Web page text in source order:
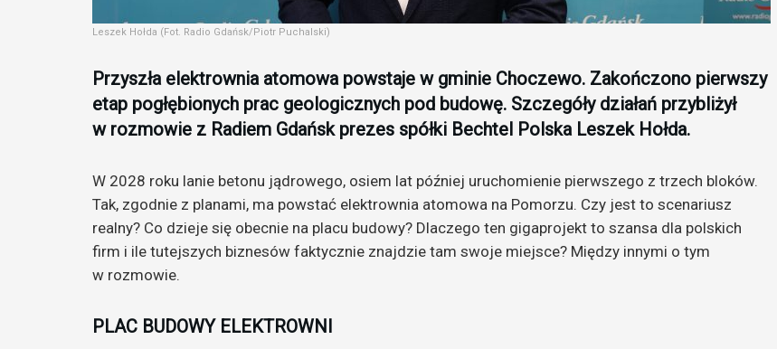
Leszek Hołda (Fot. Radio Gdańsk/Piotr Puchalski)
Przyszła elektrownia atomowa powstaje w gminie Choczewo. Zakończono pierwszy
etap pogłębionych prac geologicznych pod budowę. Szczegóły działań przybliżył
w rozmowie z Radiem Gdańsk prezes spółki Bechtel Polska Leszek Hołda.
W 2028 roku lanie betonu jądrowego, osiem lat później uruchomienie pierwszego z trzech bloków.
Tak, zgodnie z planami, ma powstać elektrownia atomowa na Pomorzu. Czy jest to scenariusz
realny? Co dzieje się obecnie na placu budowy? Dlaczego ten gigaprojekt to szansa dla polskich
firm i ile tutejszych biznesów faktycznie znajdzie tam swoje miejsce? Między innymi o tym
w rozmowie.
PLAC BUDOWY ELEKTROWNI